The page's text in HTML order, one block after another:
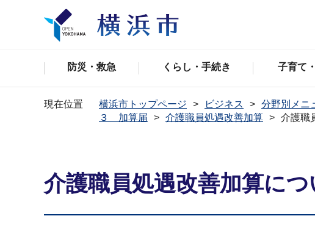
防災・救急 くらし・手続き 子育て
現在位置 横浜市トップページ ビジネス 分野別メニ
３ 加算届
介護職員処遇改善加算 介護職
介護職員処遇改善加算につ